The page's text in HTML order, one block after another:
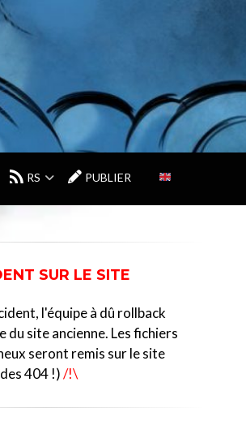
RS PUBLIER
SUR LE SITE
l'équipe à dû rollback
du site ancienne. Les fichiers
seront remis sur le site
404 !)/!\